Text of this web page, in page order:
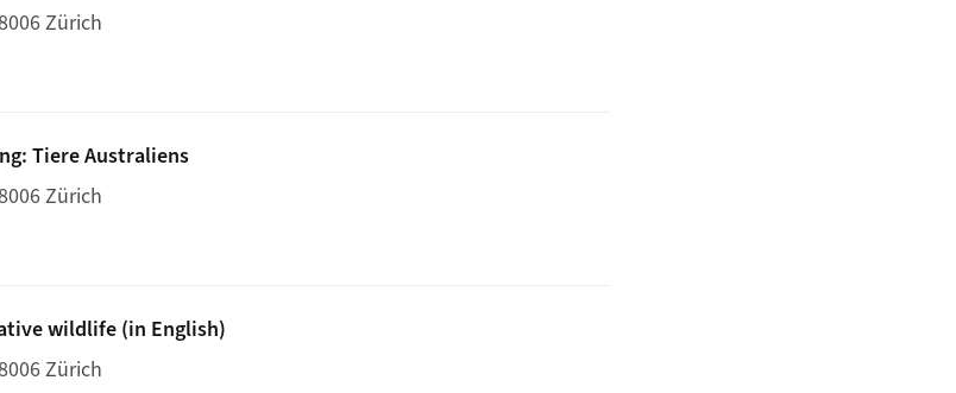
Zürich
Wer raschelt da? – Einheimische Waldtiere
Tiere Australiens
Zürich
Tiere Australiens
wildlife (in English)
Zürich